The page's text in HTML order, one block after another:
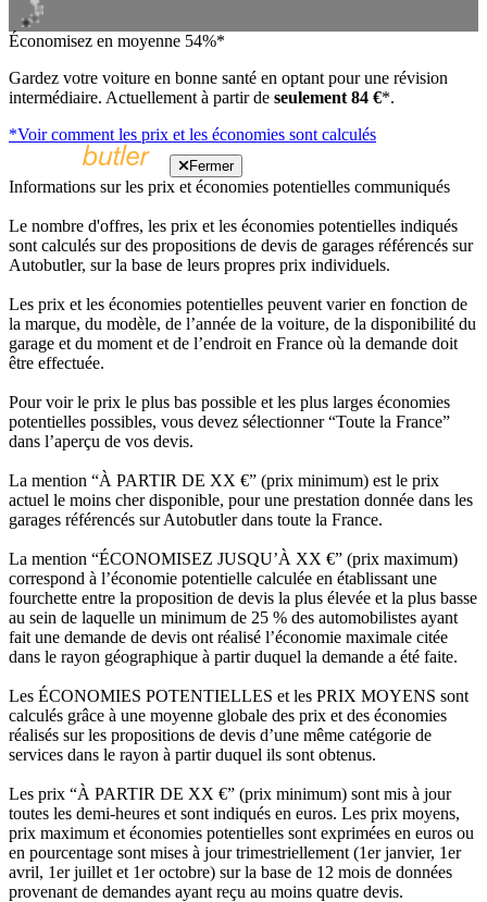
Économisez en moyenne 54%*
Gardez votre voiture en bonne santé en optant pour une révision
intermédiaire. Actuellement à partir de seulement 84 €*.
*Voir comment les prix et les économies sont calculés
Fermer
Informations sur les prix et économies potentielles communiqués
Le nombre d'offres, les prix et les économies potentielles indiqués
sont calculés sur des propositions de devis de garages référencés sur
Autobutler, sur la base de leurs propres prix individuels.
Les prix et les économies potentielles peuvent varier en fonction de
la marque, du modèle, de l’année de la voiture, de la disponibilité du
garage et du moment et de l’endroit en France où la demande doit
être effectuée.
Pour voir le prix le plus bas possible et les plus larges économies
potentielles possibles, vous devez sélectionner “Toute la France”
dans l’aperçu de vos devis.
La mention “À PARTIR DE XX €” (prix minimum) est le prix
actuel le moins cher disponible, pour une prestation donnée dans les
garages référencés sur Autobutler dans toute la France.
La mention “ÉCONOMISEZ JUSQU’À XX €” (prix maximum)
correspond à l’économie potentielle calculée en établissant une
fourchette entre la proposition de devis la plus élevée et la plus basse
au sein de laquelle un minimum de 25 % des automobilistes ayant
fait une demande de devis ont réalisé l’économie maximale citée
dans le rayon géographique à partir duquel la demande a été faite.
Les ÉCONOMIES POTENTIELLES et les PRIX MOYENS sont
calculés grâce à une moyenne globale des prix et des économies
réalisés sur les propositions de devis d’une même catégorie de
services dans le rayon à partir duquel ils sont obtenus.
Les prix “À PARTIR DE XX €” (prix minimum) sont mis à jour
toutes les demi-heures et sont indiqués en euros. Les prix moyens,
prix maximum et économies potentielles sont exprimées en euros ou
en pourcentage sont mises à jour trimestriellement (1er janvier, 1er
avril, 1er juillet et 1er octobre) sur la base de 12 mois de données
provenant de demandes ayant reçu au moins quatre devis.